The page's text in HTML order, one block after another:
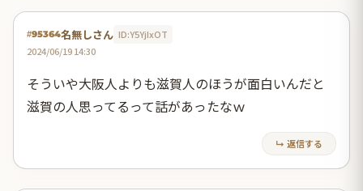
#95364名無しさん ID:Y5YjIxOT
2024/06/19 14:30
そういや大阪人よりも滋賀人のほうが面白いんだと
滋賀の人思ってるって話があったなｗ
↳ 返信する